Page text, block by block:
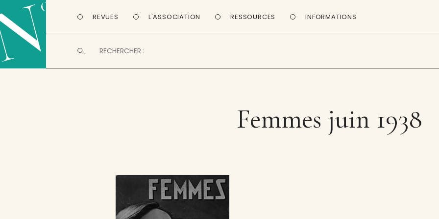
REVUES L'ASSOCIATION RESSOURCES INFORMATIONS
Femmes juin 1938